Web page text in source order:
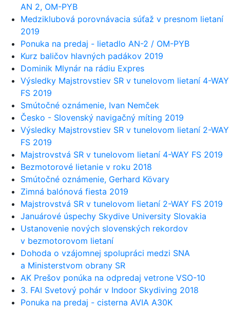
AN 2, OM-PYB
Medziklubová porovnávacia súťaž v presnom lietaní
2019
Ponuka na predaj - lietadlo AN-2 / OM-PYB
Kurz baličov hlavných padákov 2019
Dominik Mlynár na rádiu Expres
Výsledky Majstrovstiev SR v tunelovom lietaní 4-WAY
FS 2019
Smútočné oznámenie, Ivan Nemček
Česko - Slovenský navigačný míting 2019
Výsledky Majstrovstiev SR v tunelovom lietaní 2-WAY
FS 2019
Majstrovstvá SR v tunelovom lietaní 4-WAY FS 2019
Bezmotorové lietanie v roku 2018
Smútočné oznámenie, Gerhard Kövary
Zimná balónová fiesta 2019
Majstrovstvá SR v tunelovom lietaní 2-WAY FS 2019
Januárové úspechy Skydive University Slovakia
Ustanovenie nových slovenských rekordov
v bezmotorovom lietaní
Dohoda o vzájomnej spolupráci medzi SNA
a Ministerstvom obrany SR
AK Prešov ponúka na odpredaj vetrone VSO-10
3. FAI Svetový pohár v Indoor Skydiving 2018
Ponuka na predaj - cisterna AVIA A30K